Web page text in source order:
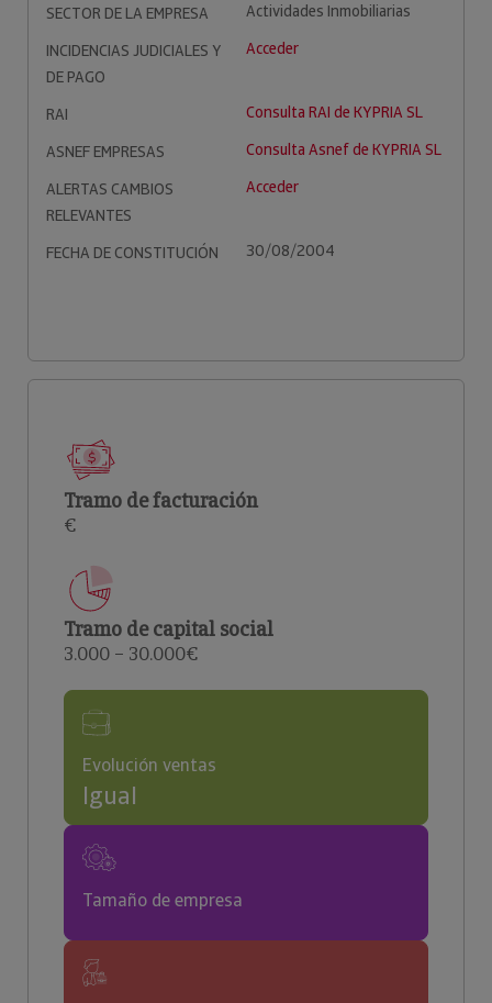
SECTOR DE LA EMPRESA
Actividades Inmobiliarias
INCIDENCIAS JUDICIALES Y
DE PAGO
Acceder
RAI
Consulta RAI de KYPRIA SL
ASNEF EMPRESAS
Consulta Asnef de KYPRIA SL
ALERTAS CAMBIOS
RELEVANTES
Acceder
FECHA DE CONSTITUCIÓN 30/08/2004
Tramo de facturación
€
Tramo de capital social
3.000 – 30.000€
Evolución ventas
Igual
Tamaño de empresa